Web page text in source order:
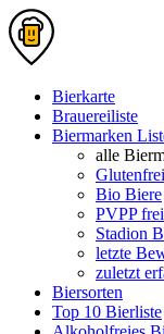
Bierkarte
Brauereiliste
Biermarken
alle
Bio Biere
PVPP
Stadion
letzte
zuletzt
Biersorten
Top 10 Bierliste